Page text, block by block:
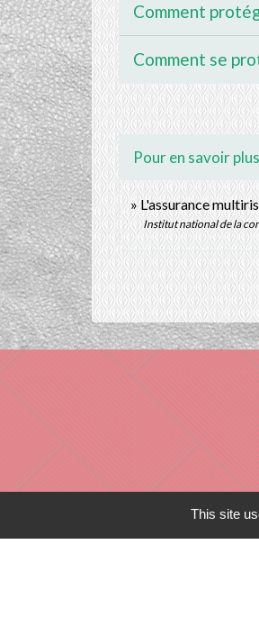
Comment
Comment se
Pour en savoir plus
L'assurance
Institut national de la
This site